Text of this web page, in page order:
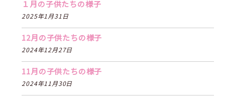
１月の子供たちの様子
2025年1月31日
12月の子供たちの様子
2024年12月27日
11月の子供たちの様子
2024年11月30日